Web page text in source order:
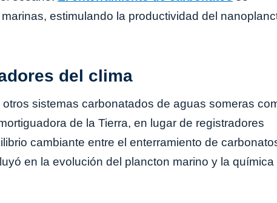
estimulando la productividad del
del clima
sistemas carbonatados de aguas someras
de la Tierra, en lugar de registradores
cambiante entre el enterramiento de
en la evolución del plancton marino y la química